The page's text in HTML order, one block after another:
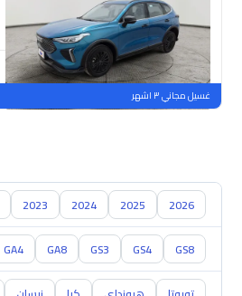
جديدة
ملوحة
غسيل مجاني ٣ اشهر
2026
2025
2024
2023
GS8
GS4
GS3
GA8
GA4